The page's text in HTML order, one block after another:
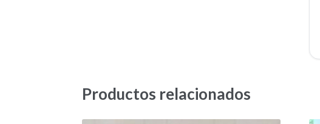
Productos relacionados